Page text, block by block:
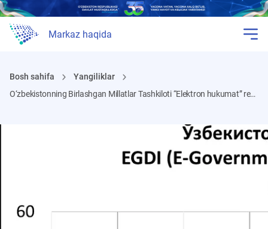
Markaz haqida
Bosh sahifa
Yangiliklar
O‘zbekistonning Birlashgan Millatlar Tashkiloti “Elektron hukumat” reytingidagi o‘rni sezilarli darajada ko‘tarildi